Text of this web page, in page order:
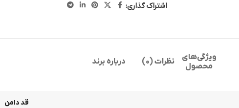
اشتراک گذاری:
ویژگی‌های
محصول
نظرات (0) درباره برند
قد دامن